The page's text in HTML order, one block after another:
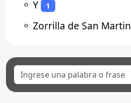
⚬ Y 1
⚬ Zorrilla de San Martin